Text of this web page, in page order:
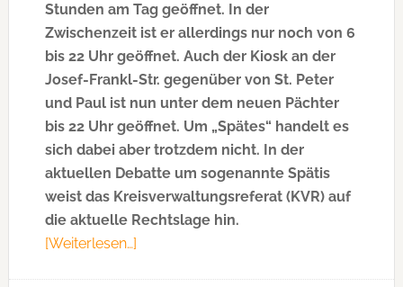
Stunden am Tag geöffnet. In der
Zwischenzeit ist er allerdings nur noch von 6
bis 22 Uhr geöffnet. Auch der Kiosk an der
Josef-Frankl-Str. gegenüber von St. Peter
und Paul ist nun unter dem neuen Pächter
bis 22 Uhr geöffnet. Um „Spätes“ handelt es
sich dabei aber trotzdem nicht. In der
aktuellen Debatte um sogenannte Spätis
weist das Kreisverwaltungsreferat (KVR) auf
die aktuelle Rechtslage hin.
[Weiterlesen…]